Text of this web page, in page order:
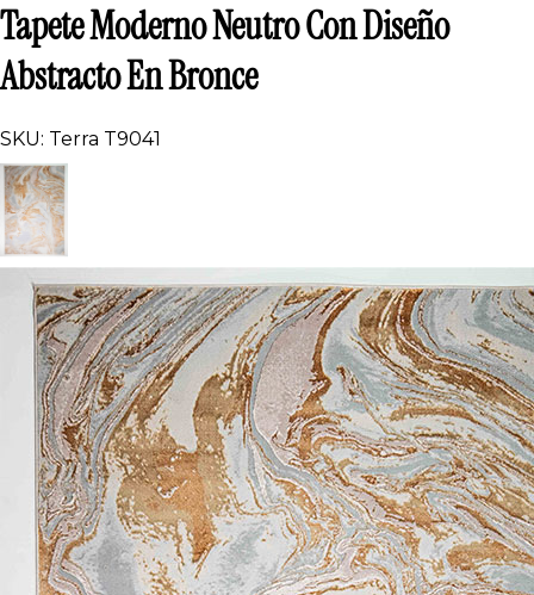
Tapete Moderno Neutro Con Diseño
Abstracto En Bronce
SKU: Terra T9041